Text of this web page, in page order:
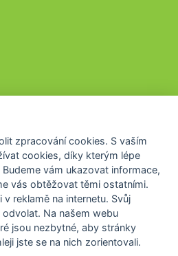
zpracování cookies. S vaším
cookies, díky kterým lépe
Budeme vám ukazovat informace,
vás obtěžovat těmi ostatními.
reklamě na internetu. Svůj
Na našem webu
jsou nezbytné, aby stránky
jste se na nich zorientovali.